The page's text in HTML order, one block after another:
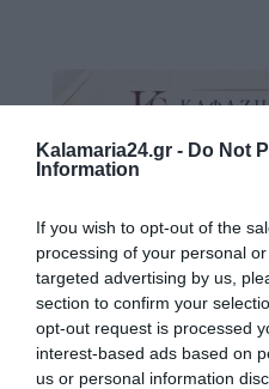
Kalamaria24.gr - Do Not
Information
If you wish to opt-out of the
processing of your personal
targeted advertising by us,
section to confirm your
opt-out request is processed
interest-based ads based on
us or personal information